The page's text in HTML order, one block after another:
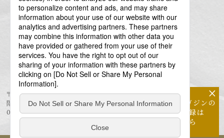
〒106-6123 東京都港区六本木6-10-1 六本木ヒルズ森タワー23
階
03-6438-5511（代表） / 03-6438-5611（特許・商標）
×
メールマガジンの
配信登録は
こちら